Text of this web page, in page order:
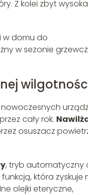
Z kolei zbyt wysoka
w domu do
w sezonie
cały rok.
osuszacz
, tryb automatyczny
która zyskuje
olejki eteryczne,